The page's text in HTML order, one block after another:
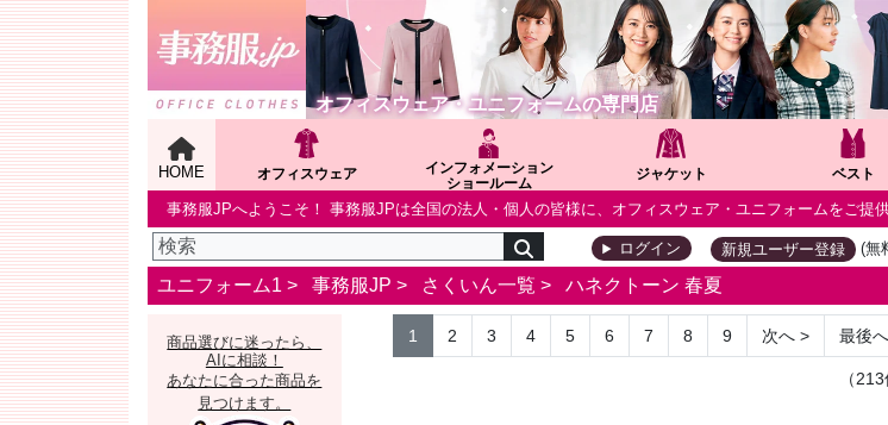
オフィスウェア・ユニフォームの専門店
HOME オフィスウェア
インフォメーション
ショールーム
ジャケット ベスト
事務服JPへようこそ！ 事務服JPは全国の法人・個人の皆様に、オフィスウェア・ユニフォームをご提
ログイン 新規ユーザー登録 (無
ユニフォーム1 > 事務服JP > さくいん一覧 > ハネクトーン 春夏
商品選びに迷ったら、
AIに相談！
あなたに合った商品を
見つけます。
1 2 3 4 5 6 7 8 9 次へ> 最後へ
（